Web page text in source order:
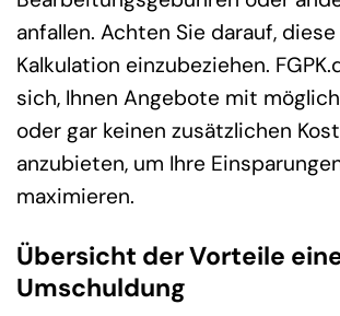
anfallen. Achten Sie darauf,
Kalkulation einzubeziehen.
sich, Ihnen Angebote mit
oder gar keinen zusätzlichen
anzubieten, um Ihre
maximieren.
Übersicht der Vorteile
Umschuldung